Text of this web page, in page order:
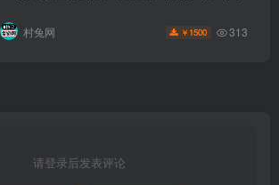
村兔网 ￥ 1500 313
请登录后发表评论